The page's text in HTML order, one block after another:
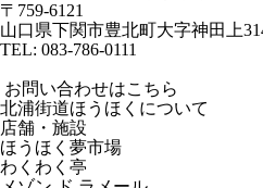
〒759-6121
山口県下関市豊北町大字神田上
TEL: 083-786-0111
お問い合わせはこちら
北浦街道ほうほくについて
店舗・施設
ほうほく夢市場
わくわく亭